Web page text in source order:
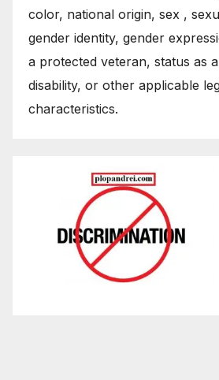
color, national origin, sex ,
gender identity, gender
a protected veteran, status as
disability, or other applicable
characteristics.